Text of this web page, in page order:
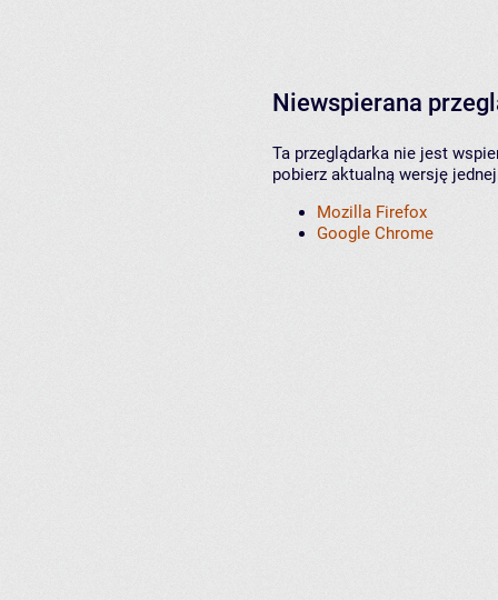
Niewspierana
Ta przeglądarka nie jest
pobierz aktualną wersję
Mozilla Firefox
Google Chrome